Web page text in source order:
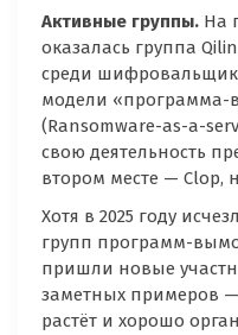
Активные группы. На
оказалась группа
среди
модели «программа-
(Ransomware-as-a-
свою деятельность
втором месте — Clop,
Хотя в 2025 году
групп программ-
пришли новые
заметных примеров
растёт и хорошо